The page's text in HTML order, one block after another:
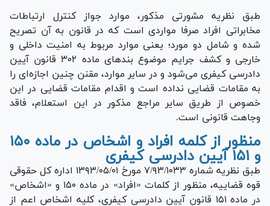
طبق نظریه مشورتی مذکور، موارد جواز کنترل ارتباطات
مخابراتی افراد صرفا مواردی است که در قانون به آن تصریح
شده و شامل دو مورد؛ یعنی موارد مربوط به امنیت داخلی و
خارجی و کشف جرایم موضوع بند‌های ماده ۳۰۲ قانون آیین
دادرسی کیفری می‌شود و در سایر موارد، مقنن چنین اجازه‌ای را
به مقامات قضایی نداده است و اقدام مقامات قضایی در این
خصوص از طریق سایر مراجع مذکور در این استعلام، فاقد
وجاهت قانونی است.
منظور از کلمه افراد و اشخاص در ماده ۱۵۰
و ۱۵۱ آیین دادرسی کیفری
طبق نظریه شماره ۷/۹۳/۱۰۳۳ مورخ ۱۳۹۳/۰۵/۰۱ اداره کل حقوقی
قوه قضاییه، منظور از کلمات «افراد» در ماده ۱۵۰ و «اشخاص»
در ماده ۱۵۱ قانون آیین دادرسی کیفری، کلیه اشخاص اعم از